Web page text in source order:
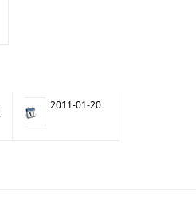
2011-01-20